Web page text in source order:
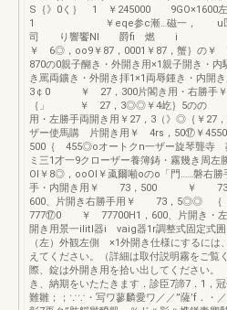
S｛》0く｝ 1 ￥245000 9GO×1600左
1 ￥eqe参c漸…磁一， u
司 り響饗Nl 爵fi 燃 i ￥
￥ 6◎，oo9￥87，0001￥87，蟹｝
870の0親子醐き・外開き用×1親子開き・内
き罵両鑛き・外開き拝1×1両辱鍾き・内開
3￠0 ￥ 27，300片閣き用・右勝手￥
｛」 ￥ 27，3◎◎￥4屹｝5のの ￥
用・左勝手両開き用￥27，3（》◎｛￥27
ザー使馬購 片開き用￥ 4rs，50⑰￥
500｛ 455◎oオートクn一ザー旋琴聾寺
ミ三1才一9クローザー養簿鋳・霧幾き周左
OI￥8◎，ooOI￥颪爾噸oのo「門……磐右勝
手・内開き用￥ 73，500 ￥ 73，
600、片開き右勝手用￥ 73，5◎◎
777⑰0 ￥ 77700H1，600、片開き・左
開き用景一ilitl器i vaig器1r調整式固定式
（左）外観左側 ×1外開き仕様にするには
えてください。（詳細は取付説明霧をご覧
際、錠は外開き用を拾い出してください
き、納期をいたたきます．診臣7諦7．1，
難雛；；∵∵・写ワ蓼麟愛ワ／／”薩’f．・